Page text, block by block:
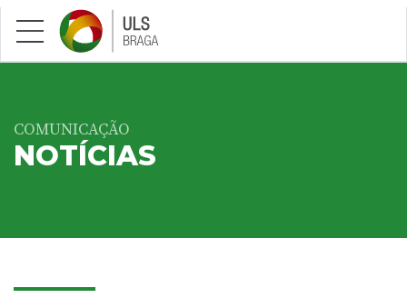
Saltar para conteúdo principal
COMUNICAÇÃO
NOTÍCIAS